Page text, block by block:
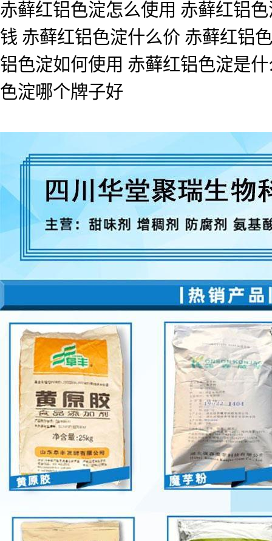
赤藓红铝色淀怎么使用 赤藓红铝
钱 赤藓红铝色淀什么价 赤藓红铝
铝色淀如何使用 赤藓红铝色淀是
色淀哪个牌子好